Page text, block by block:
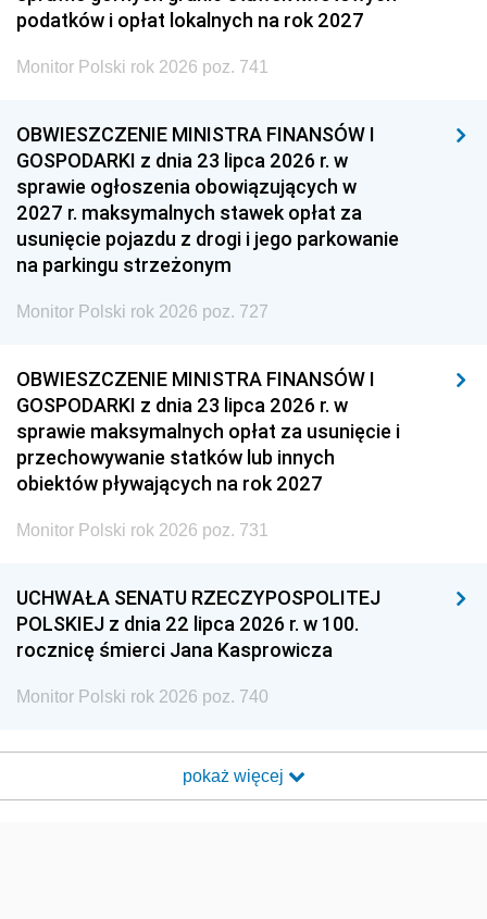
podatków i opłat lokalnych na rok 2027
Monitor Polski rok 2026 poz. 741
OBWIESZCZENIE MINISTRA FINANSÓW I
GOSPODARKI z dnia 23 lipca 2026 r. w
sprawie ogłoszenia obowiązujących w
2027 r. maksymalnych stawek opłat za
usunięcie pojazdu z drogi i jego parkowanie
na parkingu strzeżonym
Monitor Polski rok 2026 poz. 727
OBWIESZCZENIE MINISTRA FINANSÓW I
GOSPODARKI z dnia 23 lipca 2026 r. w
sprawie maksymalnych opłat za usunięcie i
przechowywanie statków lub innych
obiektów pływających na rok 2027
Monitor Polski rok 2026 poz. 731
UCHWAŁA SENATU RZECZYPOSPOLITEJ
POLSKIEJ z dnia 22 lipca 2026 r. w 100.
rocznicę śmierci Jana Kasprowicza
Monitor Polski rok 2026 poz. 740
pokaż więcej